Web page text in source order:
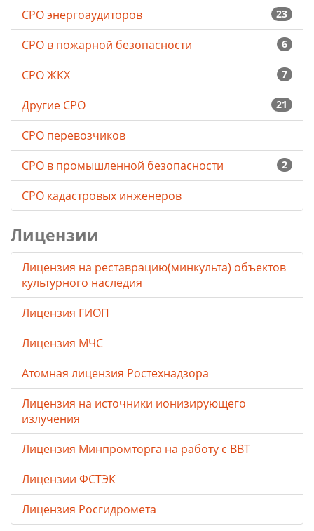
23
СРО энергоаудиторов
6
СРО в пожарной безопасности
7
СРО ЖКХ
21
Другие СРО
СРО перевозчиков
2
СРО в промышленной безопасности
СРО кадастровых инженеров
Лицензии
Лицензия на реставрацию(минкульта) объектов
культурного наследия
Лицензия ГИОП
Лицензия МЧС
Атомная лицензия Ростехнадзора
Лицензия на источники ионизирующего
излучения
Лицензия Минпромторга на работу с ВВТ
Лицензии ФСТЭК
Лицензия Росгидромета